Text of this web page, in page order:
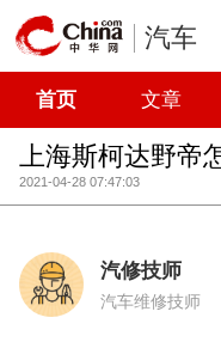
汽车
首页 文章
上海斯柯达野帝
2021-04-28 07:47:03
汽修技师
汽车维修技师